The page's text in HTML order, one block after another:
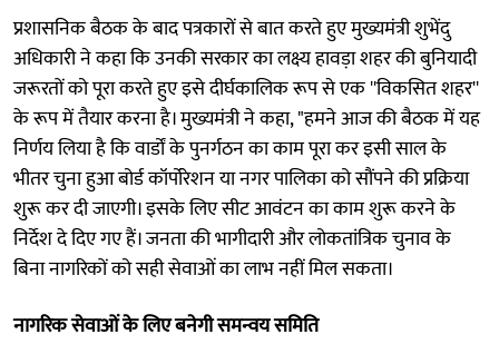
प्रशासनिक बैठक के बाद पत्रकारों से बात करते हुए मुख्यमंत्री शुभेंदु
अधिकारी ने कहा कि उनकी सरकार का लक्ष्य हावड़ा शहर की बुनियादी
जरूरतों को पूरा करते हुए इसे दीर्घकालिक रूप से एक ''विकसित शहर''
के रूप में तैयार करना है। मुख्यमंत्री ने कहा, "हमने आज की बैठक में यह
निर्णय लिया है कि वार्डों के पुनर्गठन का काम पूरा कर इसी साल के
भीतर चुना हुआ बोर्ड कॉर्पोरेशन या नगर पालिका को सौंपने की प्रक्रिया
शुरू कर दी जाएगी। इसके लिए सीट आवंटन का काम शुरू करने के
निर्देश दे दिए गए हैं। जनता की भागीदारी और लोकतांत्रिक चुनाव के
बिना नागरिकों को सही सेवाओं का लाभ नहीं मिल सकता।
नागरिक सेवाओं के लिए बनेगी समन्वय समिति